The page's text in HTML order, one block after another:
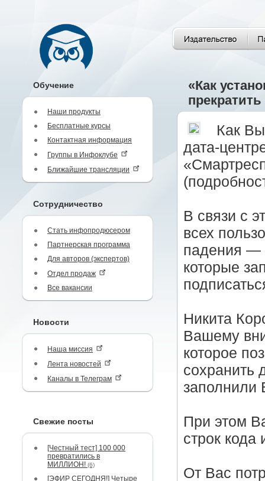
Обучение
Наши продукты
Бесплатные курсы
Контактная информация
Группы в Инфоклубе
Ближайшие трансляции
Сотрудничество
Стать инфопродюсером
Партнерская программа
Для авторов (экспертов)
Отдел продаж
Все вакансии
Новости
Наша миссия
Лента новостей
Каналы в Телеграм
Свежие посты
[Честный тест] 100 000
превратились в
МИЛЛИОН! (6)
[ЭФИР СЕГОДНЯ!] Четыре
«Как
Как
дата-
В связи с
всех
падения —
которые
Никита
Вашему
которое
сохранить
При этом
строк кода
От Вас